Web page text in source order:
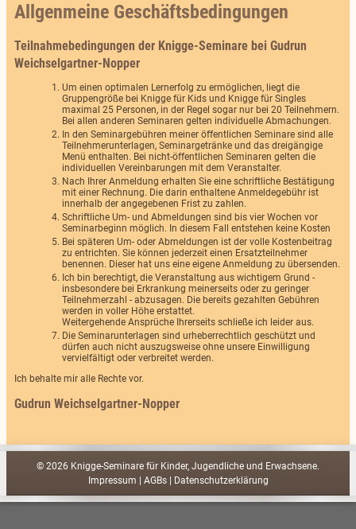
Allgenmeine Geschäftsbedingungen
Teilnahmebedingungen der Knigge-Seminare bei Gudrun
Weichselgartner-Nopper
Um einen optimalen Lernerfolg zu ermöglichen, liegt die
Gruppengröße bei Knigge für Kids und Knigge für Singles
maximal 25 Personen, in der Regel sogar nur bei 20 Teilnehmern.
Bei allen anderen Seminaren gelten individuelle Abmachungen.
In den Seminargebühren meiner öffentlichen Seminare sind alle
Teilnehmerunterlagen, Seminargetränke und das dreigängige
Menü enthalten. Bei nicht-öffentlichen Seminaren gelten die
individuellen Vereinbarungen mit dem Veranstalter.
Nach Ihrer Anmeldung erhalten Sie eine schriftliche Bestätigung
mit einer Rechnung. Die darin enthaltene Anmeldegebühr ist
innerhalb der angegebenen Frist zu zahlen.
Schriftliche Um- und Abmeldungen sind bis vier Wochen vor
Seminarbeginn möglich. In diesem Fall entstehen keine Kosten
Bei späteren Um- oder Abmeldungen ist der volle Kostenbeitrag
zu entrichten. Sie können jederzeit einen Ersatzteilnehmer
benennen. Dieser hat uns eine eigene Anmeldung zu übersenden.
Ich bin berechtigt, die Veranstaltung aus wichtigem Grund -
insbesondere bei Erkrankung meinerseits oder zu geringer
Teilnehmerzahl - abzusagen. Die bereits gezahlten Gebühren
werden in voller Höhe erstattet.
Weitergehende Ansprüche Ihrerseits schließe ich leider aus.
Die Seminarunterlagen sind urheberrechtlich geschützt und
dürfen auch nicht auszugsweise ohne unsere Einwilligung
vervielfältigt oder verbreitet werden.
Ich behalte mir alle Rechte vor.
Gudrun Weichselgartner-Nopper
© 2026 Knigge-Seminare für Kinder, Jugendliche und Erwachsene.
Impressum
AGBs Datenschutzerklärung